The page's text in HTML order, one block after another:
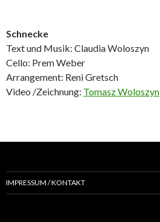
Schnecke
Text und Musik: Claudia Woloszyn
Cello: Prem Weber
Arrangement: Reni Gretsch
Video /Zeichnung: Tomasz Woloszyn
IMPRESSUM / KONTAKT